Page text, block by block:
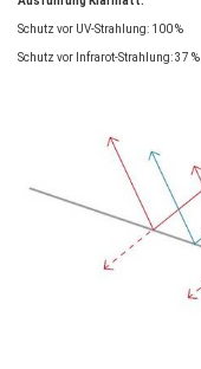
Schutz vor UV-Strahlung: 100 %
Schutz vor Infrarot-Strahlung: 37 %